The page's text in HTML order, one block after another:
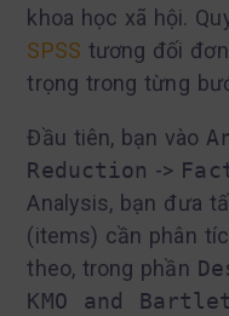
khoa học xã hội.
SPSS tương đối
trọng trong từng
Đầu tiên, bạn vào
Reduction ->
Analysis, bạn đưa
(items) cần phân
theo, trong phần
KMO and